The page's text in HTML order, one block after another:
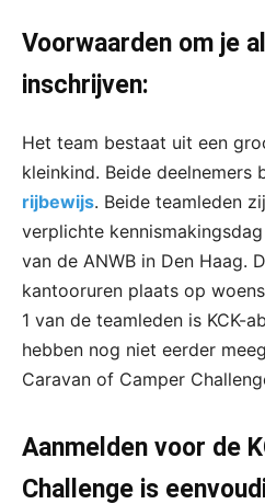
Voorwaarden om je
inschrijven:
Het team bestaat uit een
kleinkind. Beide deelnemers
rijbewijs. Beide teamleden
verplichte
van de ANWB in Den Haag.
kantooruren plaats op
1 van de teamleden is KCK-
hebben nog niet eerder
Caravan of Camper
Aanmelden voor de
Challenge is